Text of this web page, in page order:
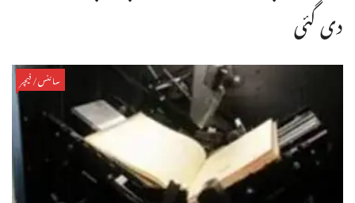
دی گئی
سائنس/فیچر